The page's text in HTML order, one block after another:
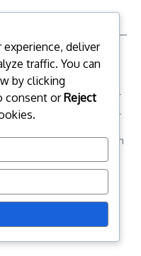
Gamer und Schriftsteller
in die Welt von Mortal
Meilensteinen
einem Gespür für
hilft er den Spielern, ihr
deliver
traffic. You can
by clicking
consent orReject